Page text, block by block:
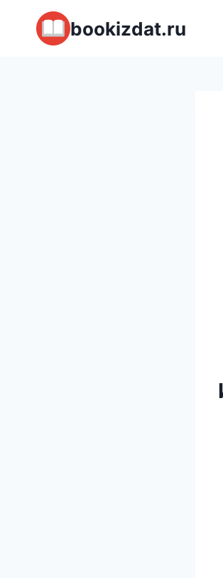
Перейти
содержимому
bookizdat.ru